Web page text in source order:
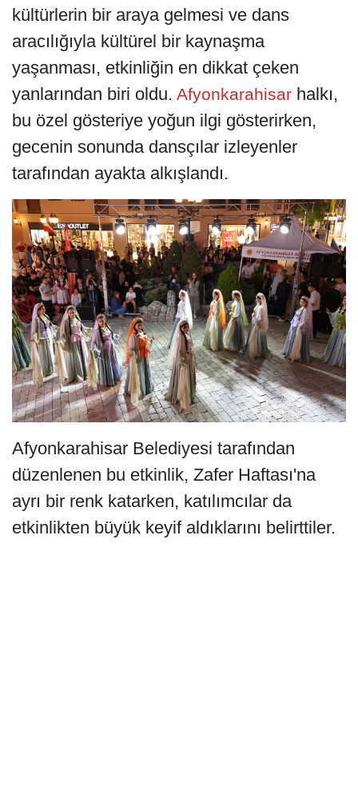
kültürlerin bir araya gelmesi ve dans
aracılığıyla kültürel bir kaynaşma
yaşanması, etkinliğin en dikkat çeken
yanlarından biri oldu. Afyonkarahisar halkı,
bu özel gösteriye yoğun ilgi gösterirken,
gecenin sonunda dansçılar izleyenler
tarafından ayakta alkışlandı.
Afyonkarahisar Belediyesi tarafından
düzenlenen bu etkinlik, Zafer Haftası'na
ayrı bir renk katarken, katılımcılar da
etkinlikten büyük keyif aldıklarını belirttiler.